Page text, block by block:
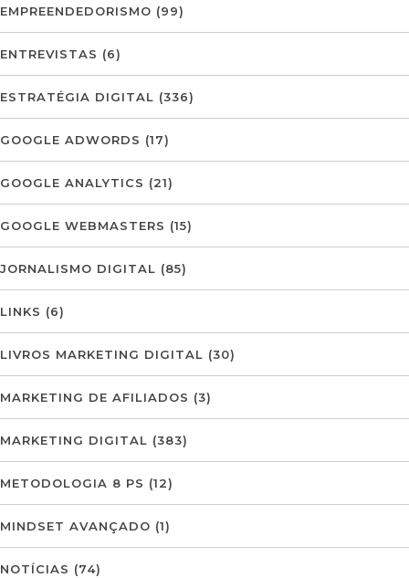
EMPREENDEDORISMO (99)
ENTREVISTAS (6)
ESTRATÉGIA DIGITAL (336)
GOOGLE ADWORDS (17)
GOOGLE ANALYTICS (21)
GOOGLE WEBMASTERS (15)
JORNALISMO DIGITAL (85)
LINKS (6)
LIVROS MARKETING DIGITAL (30)
MARKETING DE AFILIADOS (3)
MARKETING DIGITAL (383)
METODOLOGIA 8 PS (12)
MINDSET AVANÇADO (1)
NOTÍCIAS (74)